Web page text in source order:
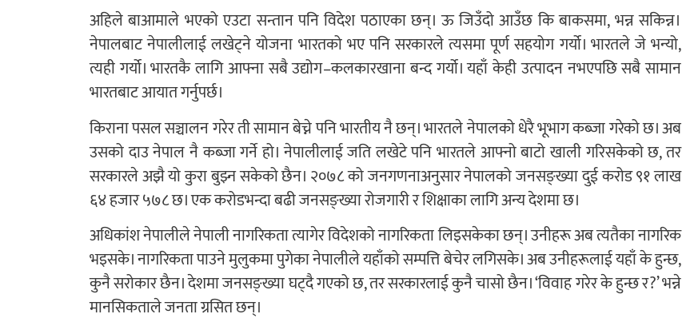
अहिले बाआमाले भएको एउटा सन्तान पनि विदेश पठाएका छन्। ऊ जिउँदो आउँछ कि बाकसमा, भन्न सकिन्न।
नेपालबाट नेपालीलाई लखेट्ने योजना भारतको भए पनि सरकारले त्यसमा पूर्ण सहयोग गर्यो। भारतले जे भन्यो,
त्यही गर्यो। भारतकै लागि आफ्ना सबै उद्योग–कलकारखाना बन्द गर्यो। यहाँ केही उत्पादन नभएपछि सबै सामान
भारतबाट आयात गर्नुपर्छ।
किराना पसल सञ्चालन गरेर ती सामान बेच्ने पनि भारतीय नै छन्। भारतले नेपालको धेरै भूभाग कब्जा गरेको छ। अब
उसको दाउ नेपाल नै कब्जा गर्ने हो। नेपालीलाई जति लखेटे पनि भारतले आफ्नो बाटो खाली गरिसकेको छ, तर
सरकारले अझै यो कुरा बुझ्न सकेको छैन। २०७८ को जनगणनाअनुसार नेपालको जनसङ्ख्या दुई करोड ९१ लाख
६४ हजार ५७८ छ। एक करोडभन्दा बढी जनसङ्ख्या रोजगारी र शिक्षाका लागि अन्य देशमा छ।
अधिकांश नेपालीले नेपाली नागरिकता त्यागेर विदेशको नागरिकता लिइसकेका छन्। उनीहरू अब त्यतैका नागरिक
भइसके। नागरिकता पाउने मुलुकमा पुगेका नेपालीले यहाँको सम्पत्ति बेचेर लगिसके। अब उनीहरूलाई यहाँ के हुन्छ,
कुनै सरोकार छैन। देशमा जनसङ्ख्या घट्दै गएको छ, तर सरकारलाई कुनै चासो छैन। ‘विवाह गरेर के हुन्छ र?’ भन्ने
मानसिकताले जनता ग्रसित छन्।